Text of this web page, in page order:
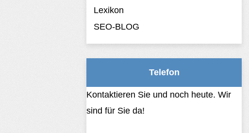
Lexikon
SEO-BLOG
Telefon
Kontaktieren Sie und noch heute. Wir
sind für Sie da!